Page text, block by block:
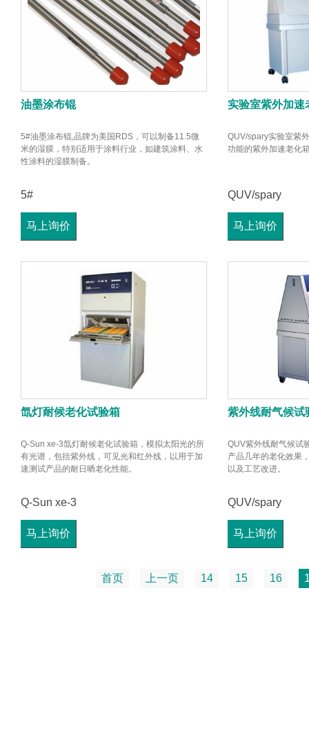
油墨涂布锟
5#油墨涂布锟,品牌为美国RDS，可以制备11.5微
米的湿膜，特别适用于涂料行业，如建筑涂料、水
性涂料的湿膜制备。
5#
马上询价
实验室紫外加速
QUV/spary实验室紫
功能的紫外加速老化
QUV/spary
马上询价
氙灯耐候老化试验箱
Q-Sun xe-3氙灯耐候老化试验箱，模拟太阳光的所
有光谱，包括紫外线，可见光和红外线，以用于加
速测试产品的耐日晒老化性能。
Q-Sun xe-3
马上询价
紫外线耐气候试
QUV紫外线耐气候试
产品几年的老化效果
以及工艺改进。
QUV/spary
马上询价
首页 上一页 14 15 16